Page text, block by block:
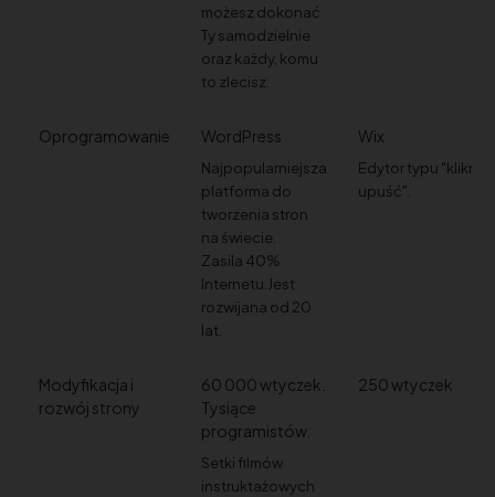
możesz dokonać
Ty samodzielnie
oraz każdy, komu
to zlecisz.
Oprogramowanie WordPress
Najpopularniejsza
platforma do
tworzenia stron
na świecie.
Zasila 40%
Internetu. Jest
rozwijana od 20
lat.
Wix
Edytor typu "kliknij i
upuść".
Modyfikacja i
rozwój strony
60 000 wtyczek.
Tysiące
programistów.
Setki filmów
instruktażowych
250 wtyczek